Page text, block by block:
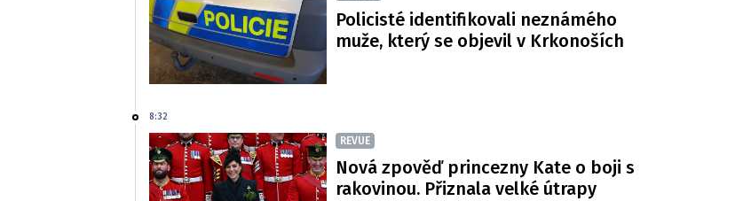
Policisté identifikovali neznámého
muže, který se objevil v Krkonoších
8:32
REVUE
Nová zpověď princezny Kate o boji s
rakovinou. Přiznala velké útrapy